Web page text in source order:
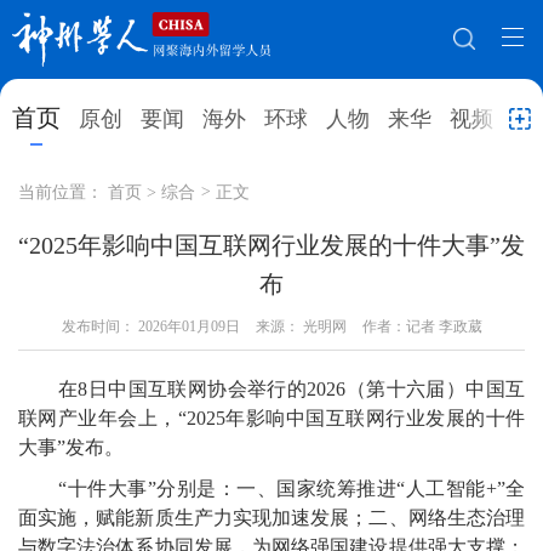
首页 原创 要闻 海外 环球 人物 来华 视频 教
网站地图
首页 原创
环球 人物 来华 视频
综合 深度 专题 实用信息
招聘信息
当前位置： 首页 > 综合 > 正文
“2025年影响中国互联网行业发展的十件大事”发
布
发布时间： 2026年01月09日 来源： 光明网 作者：记者 李政葳
在8日中国互联网协会举行的2026（第十六届）中国互
联网产业年会上，“2025年影响中国互联网行业发展的十件
大事”发布。
“十件大事”分别是：一、国家统筹推进“人工智能+”全
面实施，赋能新质生产力实现加速发展；二、网络生态治理
与数字法治体系协同发展，为网络强国建设提供强大支撑；